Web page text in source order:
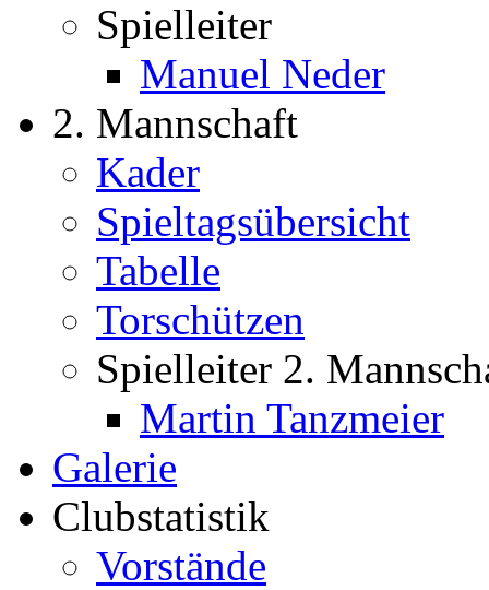
Spielleiter
Manuel Neder
2. Mannschaft
Kader
Spieltagsübersicht
Tabelle
Torschützen
Spielleiter 2.
Martin Tanzmeier
Galerie
Clubstatistik
Vorstände